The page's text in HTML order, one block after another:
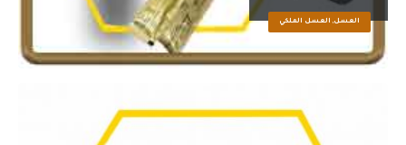
العسل, العسل الملكي